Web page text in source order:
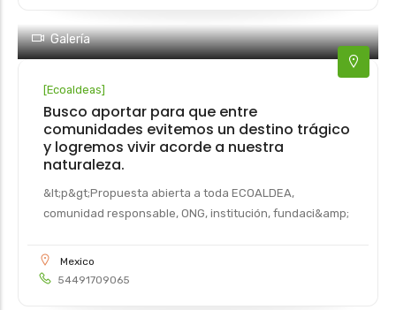
Galería
[Ecoaldeas]
Busco aportar para que entre
comunidades evitemos un destino trágico
y logremos vivir acorde a nuestra
naturaleza.
&lt;p&gt;Propuesta abierta a toda ECOALDEA,
comunidad responsable, ONG, institución, fundaci&amp;
Mexico
54491709065